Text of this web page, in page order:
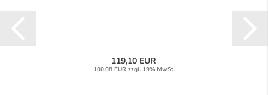
119,10 EUR
100,08 EUR zzgl. 19% MwSt.